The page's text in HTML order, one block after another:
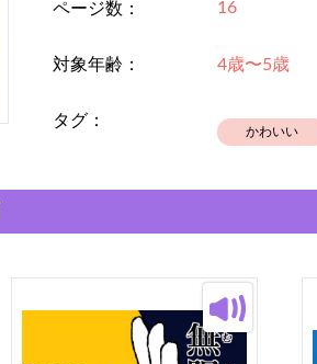
ページ数： 16
対象年齢： 4歳〜5歳
タグ：
かわいい